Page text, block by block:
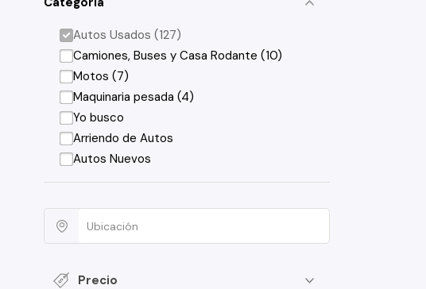
Autos Usados (127)
Camiones, Buses y Casa Rodante (10)
Motos (7)
Maquinaria pesada (4)
Yo busco
Arriendo de Autos
Autos Nuevos
Precio